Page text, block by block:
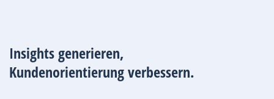
Insights generieren,
Kundenorientierung verbessern.